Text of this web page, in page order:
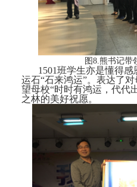
图 8.熊书记带
1501班学生亦是懂得
运石“石来鸿运”。表达了
望母校“时时有鸿运，代代
之林的美好祝愿。